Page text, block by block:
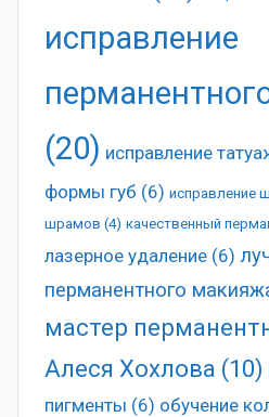
исправление
(20) исправление
формы губ (6) исправление
шрамов (4) качественный
лазерное удаление (6)
перманентного
мастер
Алеся Хохлова (10)
пигменты (6) обучение